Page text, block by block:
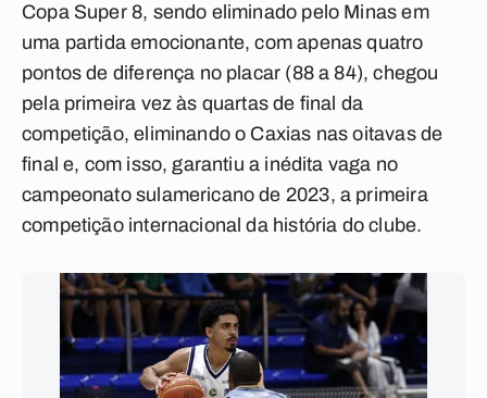
Copa Super 8, sendo eliminado pelo Minas em
uma partida emocionante, com apenas quatro
pontos de diferença no placar (88 a 84), chegou
pela primeira vez às quartas de final da
competição, eliminando o Caxias nas oitavas de
final e, com isso, garantiu a inédita vaga no
campeonato sulamericano de 2023, a primeira
competição internacional da história do clube.